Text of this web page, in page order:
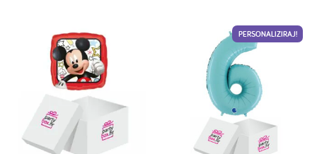
PERSONALIZIRAJ!